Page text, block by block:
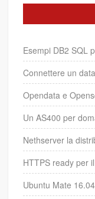
Esempi DB2 SQL
Connettere un
Opendata e
Un AS400 per
Nethserver la
HTTPS ready per
Ubuntu Mate